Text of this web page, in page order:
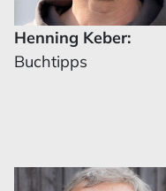
Henning Keber:
Buchtipps